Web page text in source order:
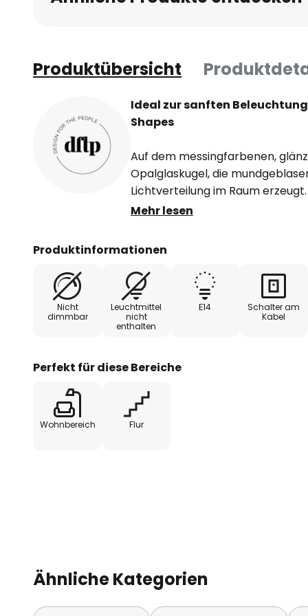
Produktübersicht
Ideal zur sanften
Shapes
Auf dem messingfarbenen,
Opalglaskugel, die
Lichtverteilung im Raum
stammt aus der Feder der
Schmuck inspirieren ließ. Die
Wandhalterung zusammen und
Ausdruck.
Mehr lesen
Produktinformationen
Nicht
dimmbar
Leuchtmittel
nicht
enthalten
E14
Schalter am
Kabel
Perfekt für diese Bereiche
Wohnbereich Flur
Ähnliche Kategorien